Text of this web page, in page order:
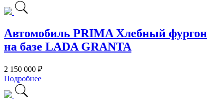
Автомобиль PRIMA Хлебный фургон
на базе LADA GRANTA
2 150 000 ₽
Подробнее